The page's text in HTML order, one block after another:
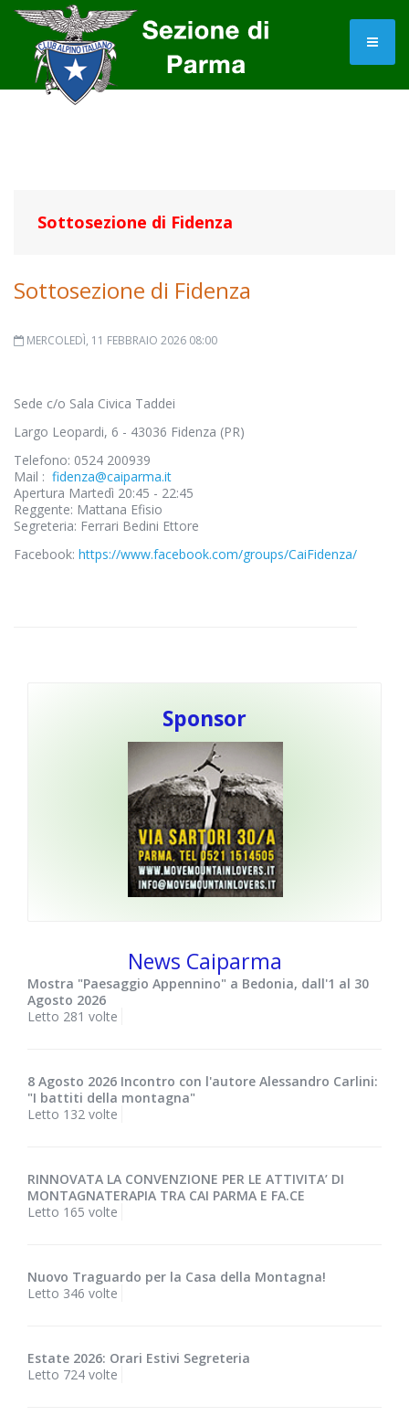
Sottosezione di Fidenza
Sottosezione di Fidenza
MERCOLEDÌ, 11 FEBBRAIO 2026 08:00
Sede c/o Sala Civica Taddei
Largo Leopardi, 6 - 43036 Fidenza (PR)
Telefono: 0524 200939
Mail : fidenza@caiparma.it
Apertura Martedì 20:45 - 22:45
Reggente: Mattana Efisio
Segreteria: Ferrari Bedini Ettore
Facebook: https://www.facebook.com/groups/CaiFidenza/
Sponsor
News Caiparma
Mostra "Paesaggio Appennino" a Bedonia, dall'1 al 30
Agosto 2026
Letto 281 volte
8 Agosto 2026 Incontro con l'autore Alessandro Carlini:
"I battiti della montagna"
Letto 132 volte
RINNOVATA LA CONVENZIONE PER LE ATTIVITA’ DI
MONTAGNATERAPIA TRA CAI PARMA E FA.CE
Letto 165 volte
Nuovo Traguardo per la Casa della Montagna!
Letto 346 volte
Estate 2026: Orari Estivi Segreteria
Letto 724 volte